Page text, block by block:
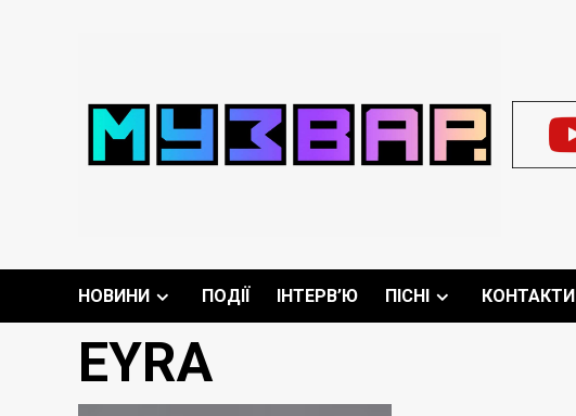
НОВИНИ ПОДІЇ ІНТЕРВ’Ю ПІСНІ КОНТАКТИ
EYRA